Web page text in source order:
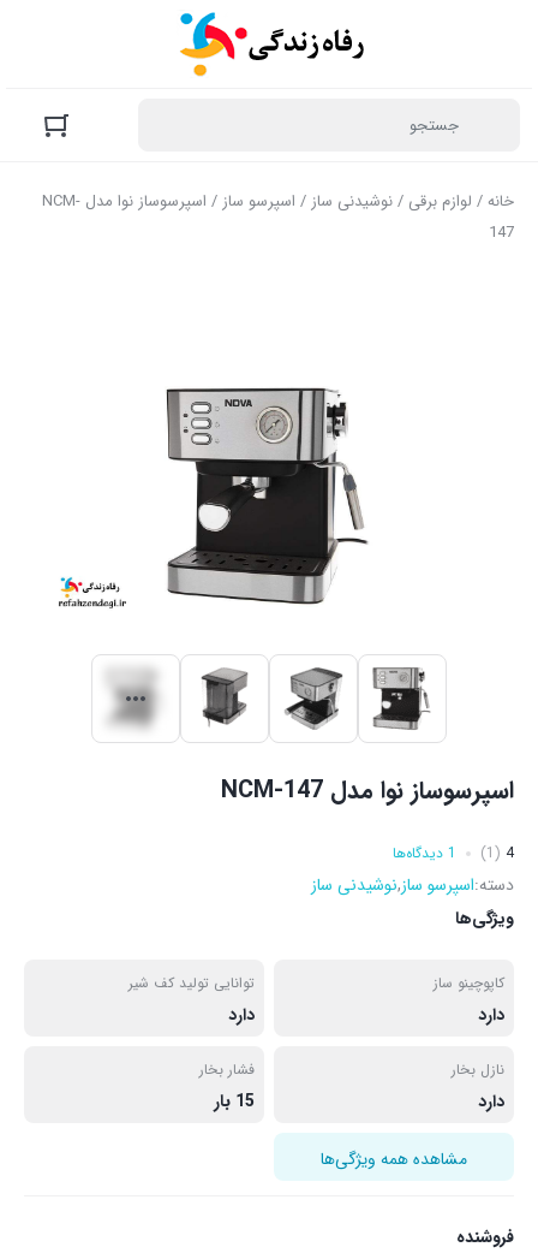
خانه/ لوازم برقی /نوشیدنی ساز / اسپرسو ساز
/ اسپرسوساز نوا مدل NCM-
147
اسپرسوساز نوا مدل NCM-147
4
(1) 1 دیدگاه‌ها
دسته:اسپرسو ساز,نوشیدنی ساز
ویژگی‌ها
کاپوچینو ساز
دارد
توانایی تولید کف شیر
دارد
نازل بخار
دارد
فشار بخار
15 بار
مشاهده همه ویژگی‌ها
فروشنده